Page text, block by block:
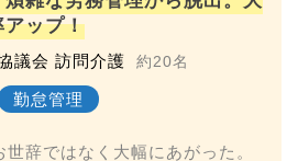
アップ！
議会 訪問介護 約20名
辞ではなく大幅にあがった。